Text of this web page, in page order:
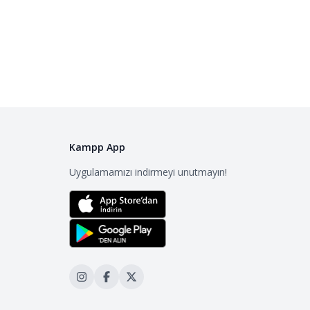
Kampp App
Uygulamamızı indirmeyi unutmayın!